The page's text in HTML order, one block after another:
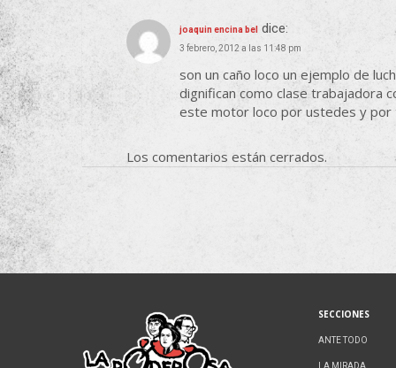
joaquin encina bel dice:
3 febrero, 2012 a las 11:48 pm
son un caño loco un ejemplo de
dignifican como clase trabajadora
este motor loco por ustedes y por
Los comentarios están cerrados.
SECCIONES
ANTE TODO